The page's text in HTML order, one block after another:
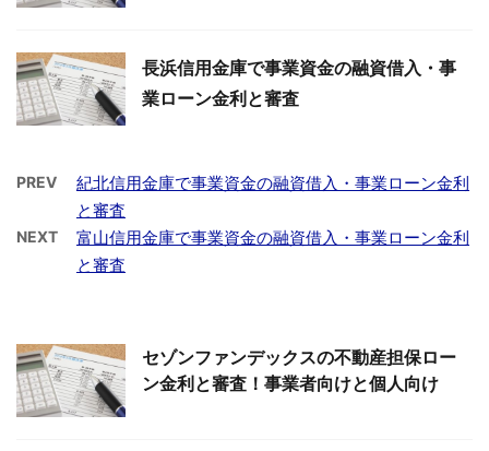
長浜信用金庫で事業資金の融資借入・事
業ローン金利と審査
PREV
紀北信用金庫で事業資金の融資借入・事業ローン金利
と審査
NEXT
富山信用金庫で事業資金の融資借入・事業ローン金利
と審査
セゾンファンデックスの不動産担保ロー
ン金利と審査！事業者向けと個人向け